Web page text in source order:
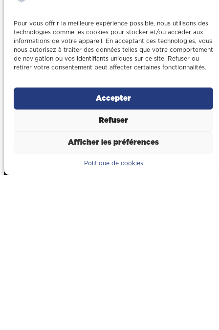
Pour vous offrir la meilleure expérience possible, nous utilisons des
technologies comme les cookies pour stocker et/ou accéder aux
informations de votre appareil. En acceptant ces technologies, vous
nous autorisez à traiter des données telles que votre comportement
de navigation ou vos identifiants uniques sur ce site. Refuser ou
retirer votre consentement peut affecter certaines fonctionnalités.
Accepter
Refuser
Afficher les préférences
Politique de cookies
contact@gonzalez-btp.fr
1 All. Alfred Nobel, 66600
Rivesaltes
Logistique & entrepôt